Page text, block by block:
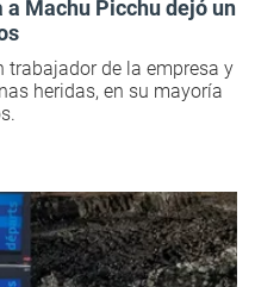
Machu Picchu dejó un
trabajador de la empresa y
heridas, en su mayoría